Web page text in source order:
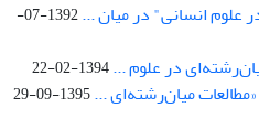
علوم انسانی" در میان ...
1392-07-
در علوم ...1394-02-22
میان‌رشته‌ای ...1395-09-29